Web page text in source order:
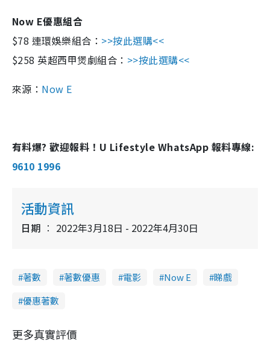
Now E優惠組合
$78 連環娛樂組合： >>按此選購<<
$258 英超西甲煲劇組合： >>按此選購<<
來源： Now E
有料爆? 歡迎報料！U Lifestyle WhatsApp 報料專線:
9610 1996
活動資訊
日期 2022年3月18日 - 2022年4月30日
著數 著數優惠 電影 Now E
睇戲
優惠著數
更多真實評價